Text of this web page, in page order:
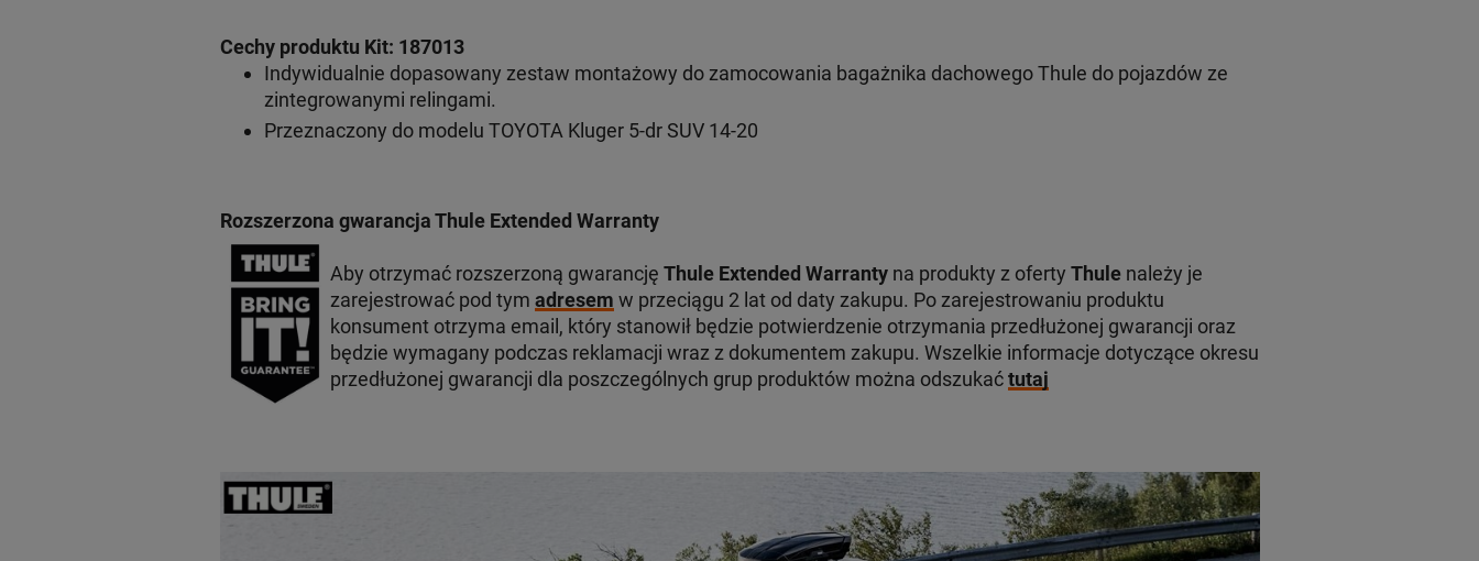
Cechy produktu Kit: 187013
Indywidualnie dopasowany zestaw montażowy do zamocowania bagażnika dachowego Thule do pojazdów ze
zintegrowanymi relingami.
Przeznaczony do modelu TOYOTA Kluger 5-dr SUV 14-20
Rozszerzona gwarancja Thule Extended Warranty
Aby otrzymać rozszerzoną gwarancję Thule Extended Warrantyna produkty z oferty Thulenależy je
zarejestrować pod tym adresem w przeciągu 2 lat od daty zakupu. Po zarejestrowaniu produktu
konsument otrzyma email, który stanowił będzie potwierdzenie otrzymania przedłużonej gwarancji oraz
będzie wymagany podczas reklamacji wraz z dokumentem zakupu. Wszelkie informacje dotyczące okresu
przedłużonej gwarancji dla poszczególnych grup produktów można odszukaćtutaj